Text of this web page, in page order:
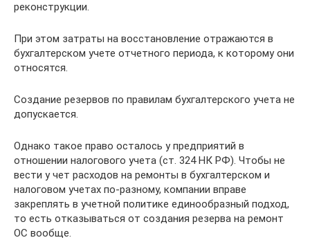
реконструкции.
При этом затраты на восстановление от­ражаются в
бухгалтерском учете отчетного периода, к которому они
относятся.
Создание резервов по правилам бухгал­терского учета не
допускается.
Однако такое право осталось у предпри­ятий в
отношении налогового учета (ст. 324 НК РФ). Чтобы не
вести у чет расходов на ремонты в бухгалтерском и
налоговом учетах по-разному, компании вправе
закреплять в учетной политике единообразный подход,
то есть отказываться от создания резерва на ремонт
ОС вообще.